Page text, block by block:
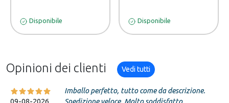
Disponibile Disponibile
Opinioni dei clienti Vedi tutti
Imballo perfetto, tutto come da descrizione.